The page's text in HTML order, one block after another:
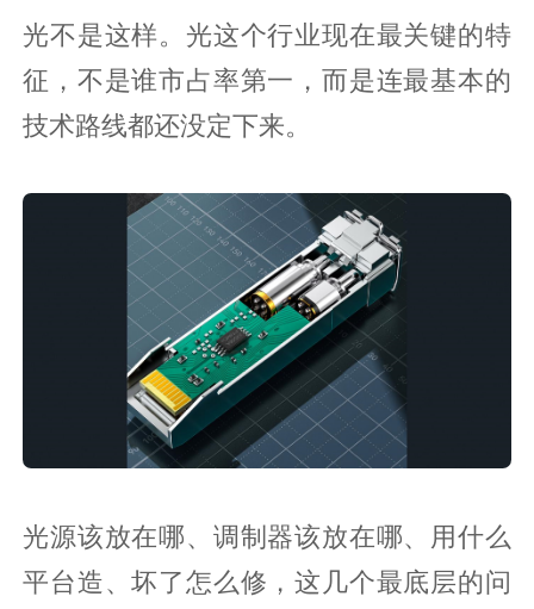
光不是这样。光这个行业现在最关键的特
征，不是谁市占率第一，而是连最基本的
技术路线都还没定下来。
光源该放在哪、调制器该放在哪、用什么
平台造、坏了怎么修，这几个最底层的问